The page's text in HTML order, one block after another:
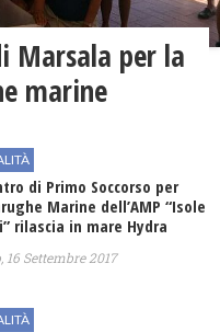
Marsala per la
marine
di Primo Soccorso per
Marine dell’AMP “Isole
rilascia in mare Hydra
16 Settembre 2017